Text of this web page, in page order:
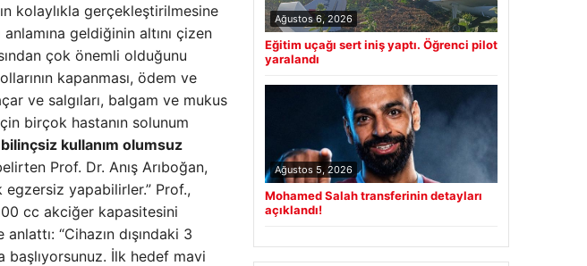
kolaylıkla gerçekleştirilmesine
geldiğinin altını çizen
çok önemli olduğunu
kapanması, ödem ve
ve salgıları, balgam ve mukus
birçok hastanın solunum
bilinçsiz kullanım olumsuz
Prof. Dr. Anış Arıboğan,
yapabilirler.” Prof.,
cc akciğer kapasitesini
“Cihazın dışındaki 3
başlıyorsunuz. İlk hedef mavi
Ağustos 6, 2026
Eğitim uçağı sert iniş yaptı. Öğrenci pilot
yaralandı
Ağustos 5, 2026
Mohamed Salah transferinin detayları
açıklandı!